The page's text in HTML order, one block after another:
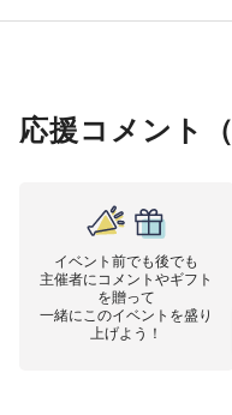
応援コメント（
イベント前でも後でも
主催者にコメントやギフト
を贈って
一緒にこのイベントを盛り
上げよう！